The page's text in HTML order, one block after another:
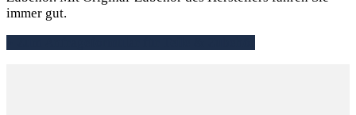
immer gut.